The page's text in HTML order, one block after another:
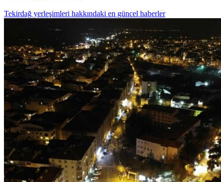
Tekirdağ yerleşimleri hakkındaki en güncel haberler